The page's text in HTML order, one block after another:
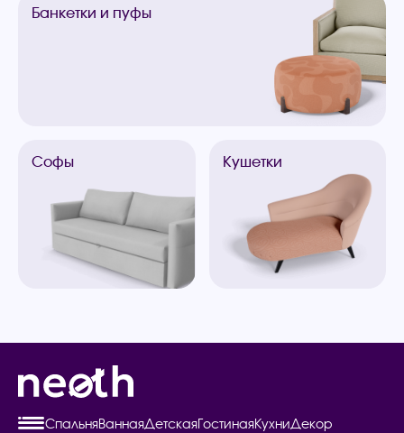
Банкетки и пуфы
Софы Кушетки
СпальняВаннаяДетскаяГостинаяКухниДекор